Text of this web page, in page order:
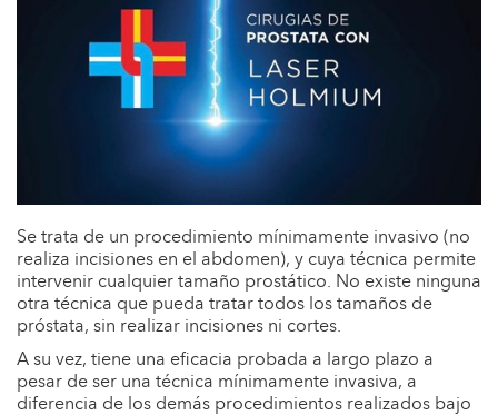
Se trata de un procedimiento mínimamente invasivo (no
realiza incisiones en el abdomen), y cuya técnica permite
intervenir cualquier tamaño prostático. No existe ninguna
otra técnica que pueda tratar todos los tamaños de
próstata, sin realizar incisiones ni cortes.
A su vez, tiene una eficacia probada a largo plazo a
pesar de ser una técnica mínimamente invasiva, a
diferencia de los demás procedimientos realizados bajo